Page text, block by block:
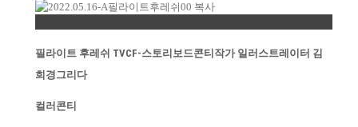
필라이트 후레쉬 TVCF-스토리보드콘티작가 일러스트레이터 김
희경그리다
컬러콘티